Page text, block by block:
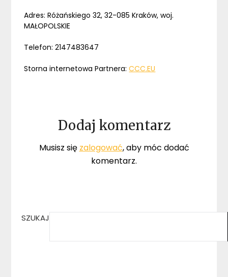
Adres: Różańskiego 32, 32-085 Kraków, woj.
MAŁOPOLSKIE
Telefon: 2147483647
Storna internetowa Partnera:CCC.EU
Dodaj komentarz
Musisz się zalogować, aby móc dodać
komentarz.
SZUKAJ